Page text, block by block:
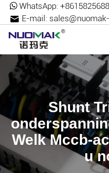
WhatsApp:
E-mail:
Shunt
Welk Mccb-
u